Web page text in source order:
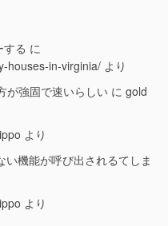
る に
houses-in-virginia/ より
が強固で速いらしい に gold
ippo より
機能が呼び出されるてしま
ippo より